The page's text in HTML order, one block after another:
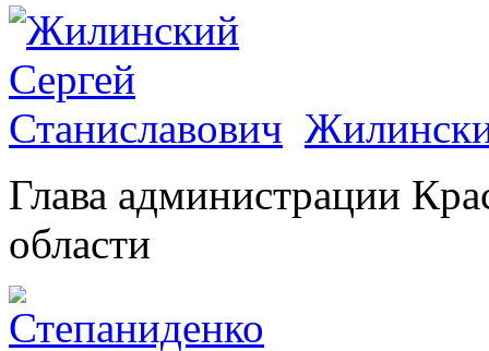
Глава администрации
области